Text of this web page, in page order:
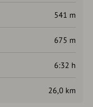
541 m
675 m
6:32 h
26,0 km